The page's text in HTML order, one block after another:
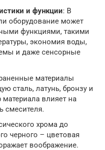
и функции: В
оборудование может
функциями, такими
экономия воды,
и даже сенсорные
материалы
сталь, латунь, бронзу и
влияет на
смесителя.
хрома до
черного – цветовая
воображение.